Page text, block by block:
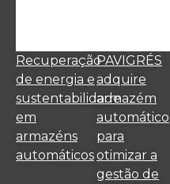
Recuperação
de energia e
sustentabilidade
em
armazéns
automáticos
PAVIGRÉS
adquire
armazém
automático
para
otimizar a
gestão de